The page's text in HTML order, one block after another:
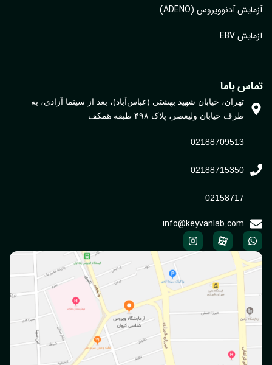
آزمایش آدنوویروس (ADENO)
آزمایش EBV
تماس باما
تهران، خیابان شهید بهشتی (عباس‌آباد)، بعد از سینما آزادی، به
طرف خیابان ولیعصر، پلاک ۴۹۸ طبقه همکف
02188709513
02188715350
02158717
info@keyvanlab.com